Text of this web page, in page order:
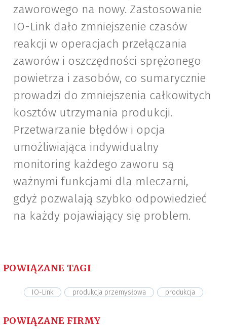
zaworowego na nowy. Zastosowanie
IO-Link dało zmniejszenie czasów
reakcji w operacjach przełączania
zaworów i oszczędności sprężonego
powietrza i zasobów, co sumarycznie
prowadzi do zmniejszenia całkowitych
kosztów utrzymania produkcji.
Przetwarzanie błędów i opcja
umożliwiająca indywidualny
monitoring każdego zaworu są
ważnymi funkcjami dla mleczarni,
gdyż pozwalają szybko odpowiedzieć
na każdy pojawiający się problem.
POWIĄZANE TAGI
IO-Link produkcja przemysłowa produkcja
POWIĄZANE FIRMY